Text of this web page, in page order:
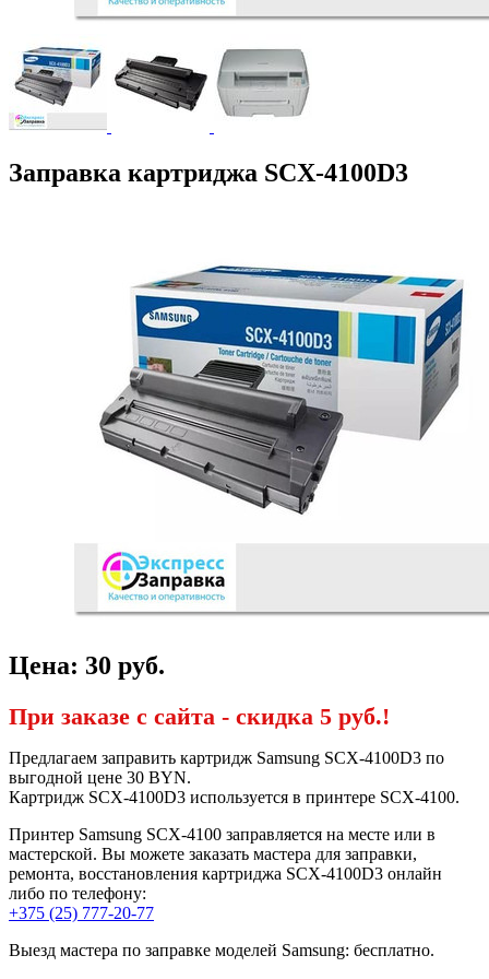
Заправка картриджа SCX-4100D3
Цена: 30 руб.
При заказе с сайта - скидка 5 руб.!
Предлагаем заправить картридж Samsung SCX-4100D3 по
выгодной цене 30 BYN.
Картридж SCX-4100D3 используется в принтере SCX-4100.
Принтер Samsung SCX-4100 заправляется на месте или в
мастерской. Вы можете заказать мастера для заправки,
ремонта, восстановления картриджа SCX-4100D3 онлайн
либо по телефону:
+375 (25) 777-20-77
Выезд мастера по заправке моделей Samsung: бесплатно.